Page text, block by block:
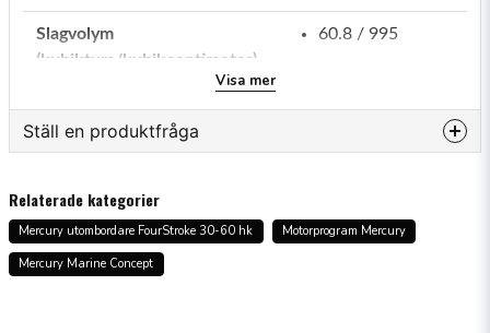
Slagvolym
(kubiktum/kubikcentimeter)
60.8 / 995
överliggande
kamaxel (SOHC)
Visa mer
Ställ en produktfråga
Fråga oss något om denna produkten...
Relaterade kategorier
Mercury utombordare FourStroke 30-60 hk
Motorprogram Mercury
Mercury Marine Concept